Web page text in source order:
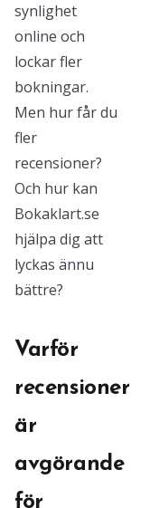
synlighet
online och
lockar fler
bokningar.
Men hur får du
fler
recensioner?
Och hur kan
Bokaklart.se
hjälpa dig att
lyckas ännu
bättre?
Varför
recensioner
är
avgörande
för